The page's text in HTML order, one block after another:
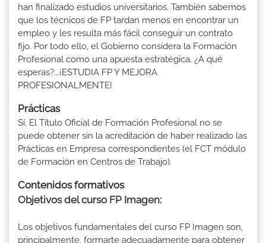
han finalizado estudios universitarios. También sabemos
que los técnicos de FP tardan menos en encontrar un
empleo y les resulta más fácil conseguir un contrato
fijo. Por todo ello, el Gobierno considera la Formación
Profesional como una apuesta estratégica. ¿A qué
esperas?...¡ESTUDIA FP Y MEJORA
PROFESIONALMENTE!
Prácticas
Sí. El Título Oficial de Formación Profesional no se
puede obtener sin la acreditación de haber realizado las
Prácticas en Empresa correspondientes (el FCT módulo
de Formación en Centros de Trabajo).
Contenidos formativos
Objetivos del curso FP Imagen:
Los objetivos fundamentales del curso FP Imagen son,
principalmente, formarte adecuadamente para obtener